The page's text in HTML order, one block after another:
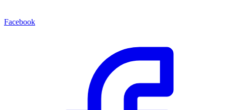
Facebook